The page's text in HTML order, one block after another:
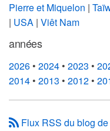
Pierre et Miquelon |
| USA | Viêt Nam
années
2026 • 2024 • 2023 •
2014 • 2013 • 2012 •
Flux RSS du blog